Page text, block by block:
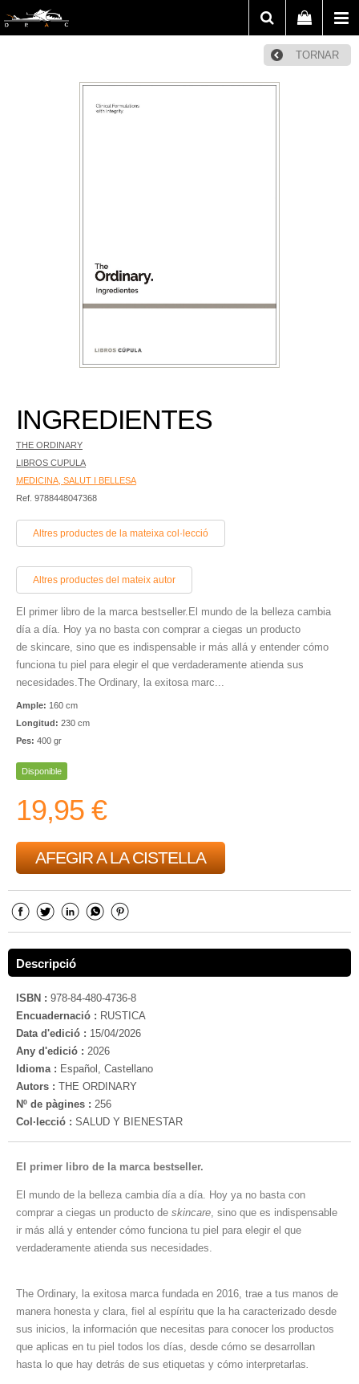
TORNAR
INGREDIENTES
THE ORDINARY
LIBROS CUPULA
MEDICINA, SALUT I BELLESA
Ref. 9788448047368
Altres productes de la mateixa col·lecció
Altres productes del mateix autor
El primer libro de la marca bestseller.El mundo de la belleza cambia
día a día. Hoy ya no basta con comprar a ciegas un producto
de skincare, sino que es indispensable ir más allá y entender cómo
funciona tu piel para elegir el que verdaderamente atienda sus
necesidades.The Ordinary, la exitosa marc...
Ample: 160 cm
Longitud: 230 cm
Pes: 400 gr
Disponible
19,95 €
AFEGIR A LA CISTELLA
Descripció
ISBN : 978-84-480-4736-8
Encuadernació : RUSTICA
Data d'edició : 15/04/2026
Any d'edició : 2026
Idioma : Español, Castellano
Autors : THE ORDINARY
Nº de pàgines : 256
Col·lecció : SALUD Y BIENESTAR
El primer libro de la marca bestseller.
El mundo de la belleza cambia día a día. Hoy ya no basta con
comprar a ciegas un producto de skincare, sino que es indispensable
ir más allá y entender cómo funciona tu piel para elegir el que
verdaderamente atienda sus necesidades.
The Ordinary, la exitosa marca fundada en 2016, trae a tus manos de
manera honesta y clara, fiel al espíritu que la ha caracterizado desde
sus inicios, la información que necesitas para conocer los productos
que aplicas en tu piel todos los días, desde cómo se desarrollan
hasta lo que hay detrás de sus etiquetas y cómo interpretarlas.